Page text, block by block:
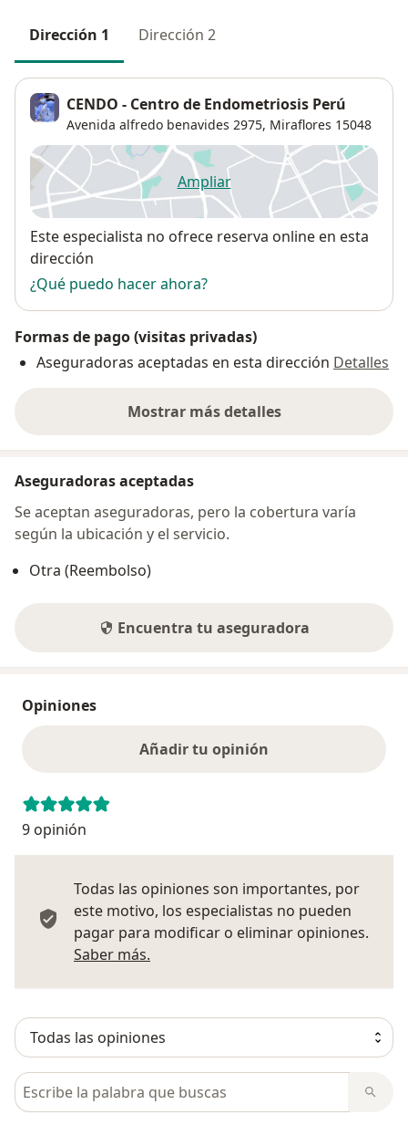
Dirección 1 Dirección 2
CENDO - Centro de Endometriosis Perú
Avenida alfredo benavides 2975, Miraflores 15048
Ampliarse abre en una nueva
Disponibilidad
Este especialista no ofrece reserva online en esta
dirección
¿Qué puedo hacer ahora?
Formas de pago (visitas privadas)
Aseguradoras aceptadas en esta dirección Detalles
Mostrar más detalles
sobre la dirección
Aseguradoras aceptadas
Se aceptan aseguradoras, pero la cobertura varía
según la ubicación y el servicio.
Otra (Reembolso)
Encuentra tu aseguradora
Opiniones
Añadir tu opinión
9 opinión
Todas las opiniones son importantes, por
este motivo, los especialistas no pueden
pagar para modificar o eliminar opiniones.
Saber más.
Busca en opiniones